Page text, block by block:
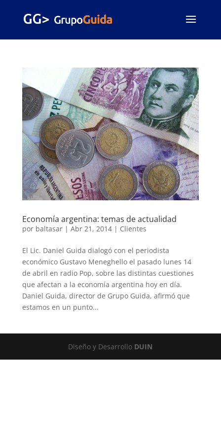
Economía argentina: temas de actualidad
por baltasar| Abr 21, 2014| Clientes
El Lic. Daniel Guida dialogó con el periodista
económico Gustavo Meneghello el pasado lunes 14
de abril en radio Pop, sobre las distintas cuestiones
que afectan a la economía argentina hoy en día.
Daniel Guida, director de Grupo Guida, afirmó que
estamos en un punto...
Diseño y Desarrollo DUIN